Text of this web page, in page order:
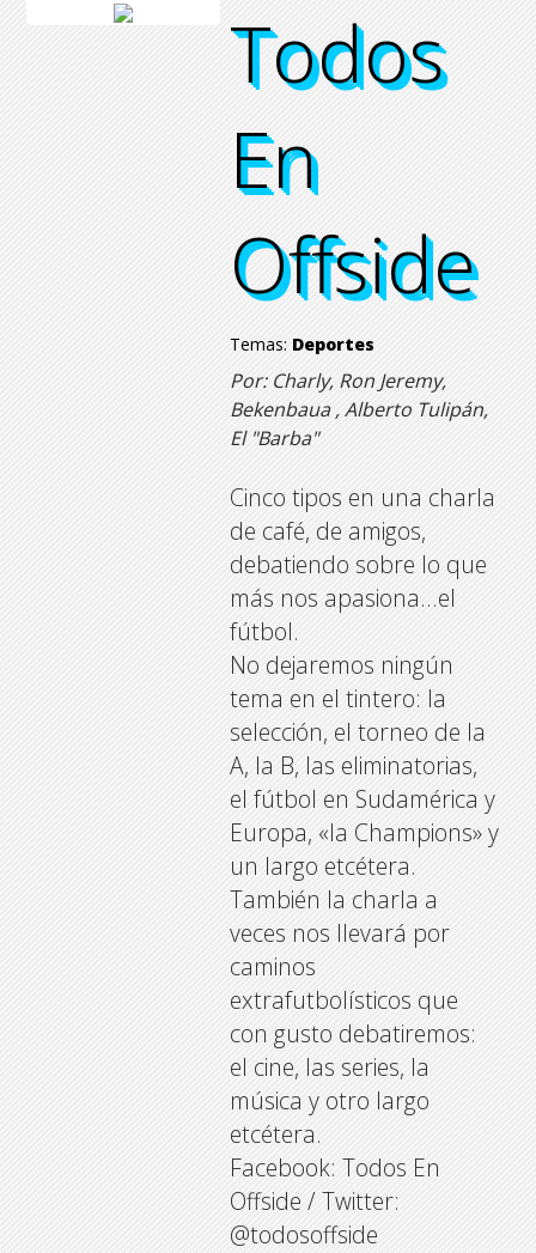
Todos
En
Offside
Todos
En
Offside
Todos
En
Offside
Todos
En
Offside
Temas: Deportes
Por: Charly, Ron Jeremy,
Bekenbaua , Alberto Tulipán,
El "Barba"
Cinco tipos en una charla
de café, de amigos,
debatiendo sobre lo que
más nos apasiona…el
fútbol.
No dejaremos ningún
tema en el tintero: la
selección, el torneo de la
A, la B, las eliminatorias,
el fútbol en Sudamérica y
Europa, «la Champions» y
un largo etcétera.
También la charla a
veces nos llevará por
caminos
extrafutbolísticos que
con gusto debatiremos:
el cine, las series, la
música y otro largo
etcétera.
Facebook: Todos En
Offside / Twitter:
@todosoffside